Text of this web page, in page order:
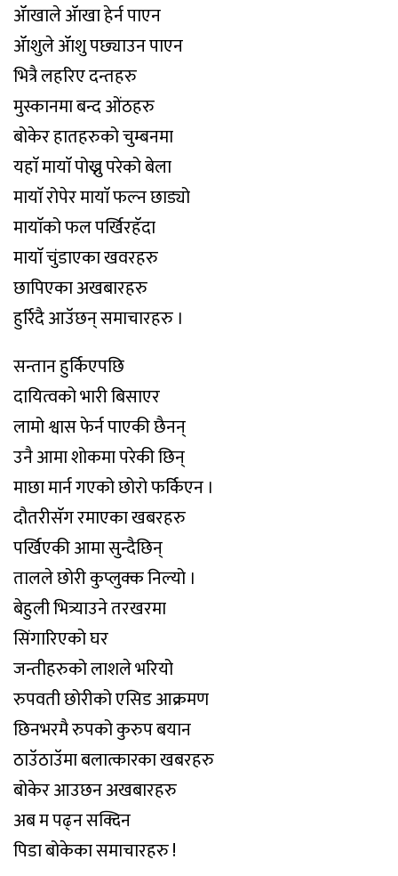
ॲाखाले ॲाखा हेर्न पाएन
ॲाशुले ॲाशु पछ्याउन पाएन
भित्रै लहरिए दन्तहरु
मुस्कानमा बन्द ओंठहरु
बोकेर हातहरुको चुम्बनमा
यहाॅ मायाॅ पोख्नु परेको बेला
मायाॅ रोपेर मायाॅ फल्न छाड्यो
मायाॅको फल पर्खिरहॅदा
मायाॅ चुंडाएका खवरहरु
छापिएका अखबारहरु
हुर्रिदै आउॅछन् समाचारहरु ।
सन्तान हुर्किएपछि
दायित्वको भारी बिसाएर
लामो श्वास फेर्न पाएकी छैनन्
उनै आमा शोकमा परेकी छिन्
माछा मार्न गएको छोरो फर्किएन ।
दौतरीसॅग रमाएका खबरहरु
पर्खिएकी आमा सुन्दैछिन्
तालले छोरी कुप्लुक्क निल्यो ।
बेहुली भित्र्याउने तरखरमा
सिंगारिएको घर
जन्तीहरुको लाशले भरियो
रुपवती छोरीको एसिड आक्रमण
छिनभरमै रुपको कुरुप बयान
ठाउॅठाउॅमा बलात्कारका खबरहरु
बोकेर आउछन अखबारहरु
अब म पढ्न सक्दिन
पिडा बोकेका समाचारहरु !